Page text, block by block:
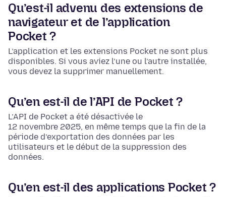
Qu’est-il advenu des extensions de
navigateur et de l’application
Pocket ?
L’application et les extensions Pocket ne sont plus
disponibles. Si vous aviez l’une ou l’autre installée,
vous devez la supprimer manuellement.
Qu’en est-il de l’API de Pocket ?
L’API de Pocket a été désactivée le
12 novembre 2025, en même temps que la fin de la
période d’exportation des données par les
utilisateurs et le début de la suppression des
données.
Qu’en est-il des applications Pocket ?